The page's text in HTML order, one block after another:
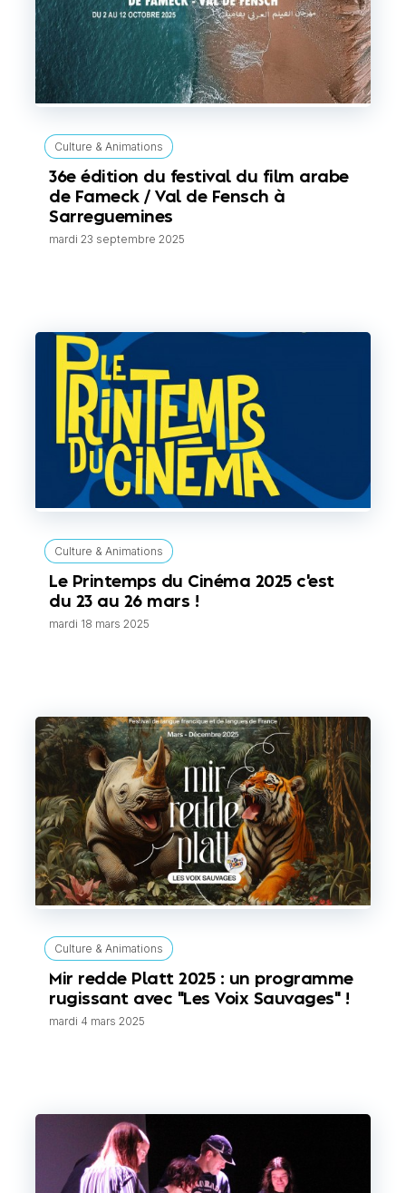
Culture & Animations
36e édition du festival du film arabe
de Fameck / Val de Fensch à
Sarreguemines
mardi 23 septembre 2025
Culture & Animations
Le Printemps du Cinéma 2025 c'est
du 23 au 26 mars !
mardi 18 mars 2025
Culture & Animations
Mir redde Platt 2025 : un programme
rugissant avec "Les Voix Sauvages" !
mardi 4 mars 2025